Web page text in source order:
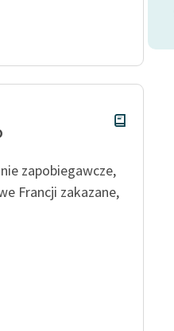
zapobiegawcze,
Francji zakazane,